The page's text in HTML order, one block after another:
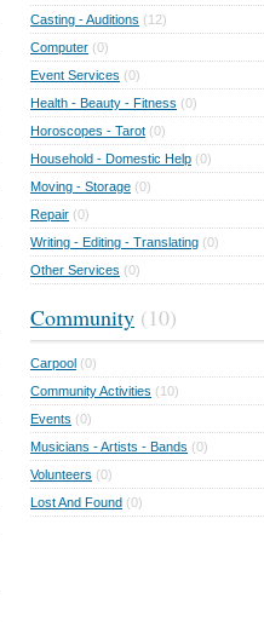
Casting - Auditions (12)
Computer (0)
Event Services (0)
Health - Beauty - Fitness (0)
Horoscopes - Tarot (0)
Household - Domestic Help (0)
Moving - Storage (0)
Repair (0)
Writing - Editing - Translating (0)
Other Services (0)
Community (10)
Carpool (0)
Community Activities (10)
Events (0)
Musicians - Artists - Bands (0)
Volunteers (0)
Lost And Found (0)